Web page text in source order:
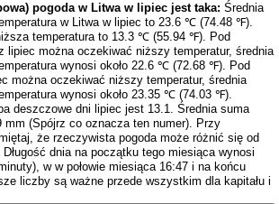
pogoda w Litwa w lipiec jest taka: Średnia
w Litwa w lipiec to 23.6 ℃ (74.48 ℉).
temperatura to 13.3 ℃ (55.94 ℉). Pod
lipiec można oczekiwać niższy temperatur, średnia
wynosi około 22.6 ℃ (72.68 ℉). Pod
można oczekiwać niższy temperatur, średnia
wynosi około 23.35 ℃ (74.03 ℉).
deszczowe dni lipiec jest 13.1. Średnia suma
mm (Spójrz co oznacza ten numer). Przy
że rzeczywista pogoda może różnić się od
dnia na początku tego miesiąca wynosi
w w połowie miesiąca 16:47 i na końcu
liczby są ważne przede wszystkim dla kapitału i